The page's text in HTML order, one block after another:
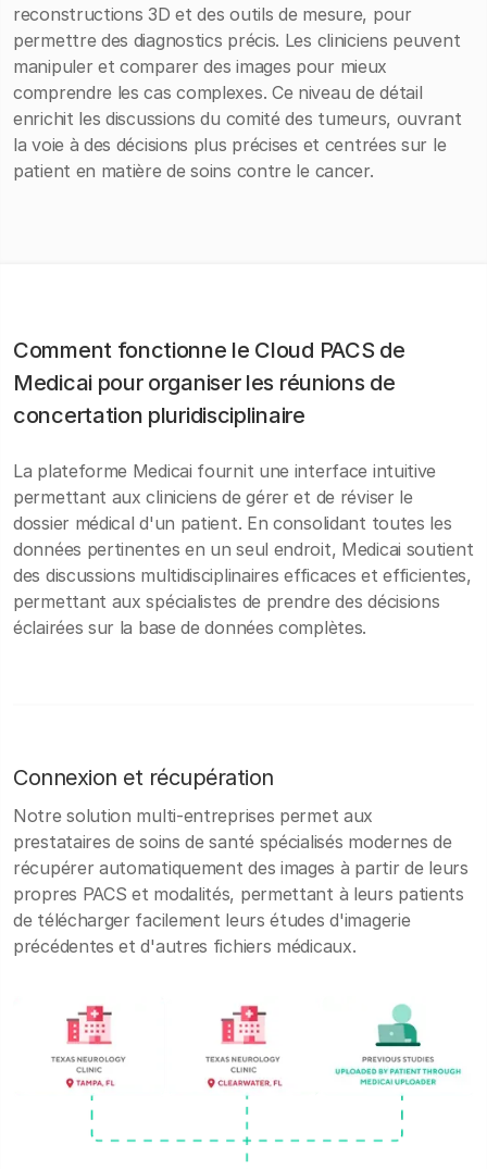
reconstructions 3D et des outils de mesure, pour
permettre des diagnostics précis. Les cliniciens peuvent
manipuler et comparer des images pour mieux
comprendre les cas complexes. Ce niveau de détail
enrichit les discussions du comité des tumeurs, ouvrant
la voie à des décisions plus précises et centrées sur le
patient en matière de soins contre le cancer.
Comment fonctionne le Cloud PACS de
Medicai pour organiser les réunions de
concertation pluridisciplinaire
La plateforme Medicai fournit une interface intuitive
permettant aux cliniciens de gérer et de réviser le
dossier médical d'un patient. En consolidant toutes les
données pertinentes en un seul endroit, Medicai soutient
des discussions multidisciplinaires efficaces et efficientes,
permettant aux spécialistes de prendre des décisions
éclairées sur la base de données complètes.
Connexion et récupération
Notre solution multi-entreprises permet aux
prestataires de soins de santé spécialisés modernes de
récupérer automatiquement des images à partir de leurs
propres PACS et modalités, permettant à leurs patients
de télécharger facilement leurs études d'imagerie
précédentes et d'autres fichiers médicaux.